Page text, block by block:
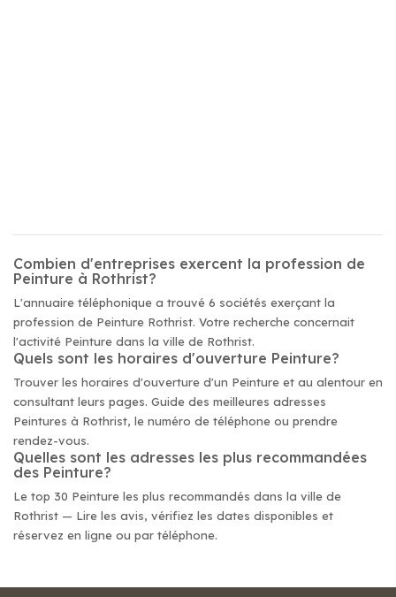
Combien d'entreprises exercent la profession de
Peinture à Rothrist?
L'annuaire téléphonique a trouvé 6 sociétés exerçant la
profession de Peinture Rothrist. Votre recherche concernait
l'activité Peinture dans la ville de Rothrist.
Quels sont les horaires d'ouverture Peinture?
Trouver les horaires d'ouverture d'un Peinture et au alentour en
consultant leurs pages. Guide des meilleures adresses
Peintures à Rothrist, le numéro de téléphone ou prendre
rendez-vous.
Quelles sont les adresses les plus recommandées
des Peinture?
Le top 30 Peinture les plus recommandés dans la ville de
Rothrist — Lire les avis, vérifiez les dates disponibles et
réservez en ligne ou par téléphone.